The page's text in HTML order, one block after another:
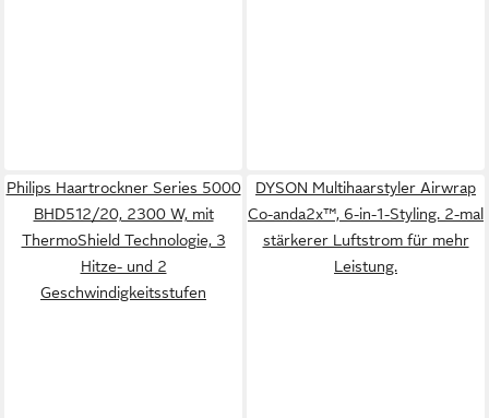
Philips Haartrockner Series 5000
BHD512/20, 2300 W, mit
ThermoShield Technologie, 3
Hitze- und 2
Geschwindigkeitsstufen
DYSON Multihaarstyler Airwrap
Co-anda2x™, 6-in-1-Styling. 2-mal
stärkerer Luftstrom für mehr
Leistung.